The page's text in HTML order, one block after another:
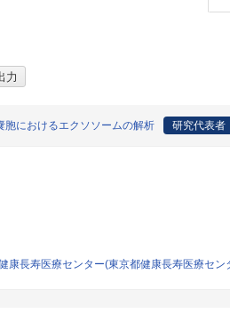
胞におけるエクソソームの解析 研究代表者
康長寿医療センター(東京都健康長寿医療セン